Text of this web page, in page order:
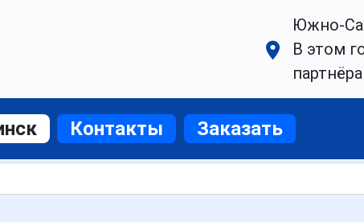
Южно-
В этом
партнёра
Контакты Заказать